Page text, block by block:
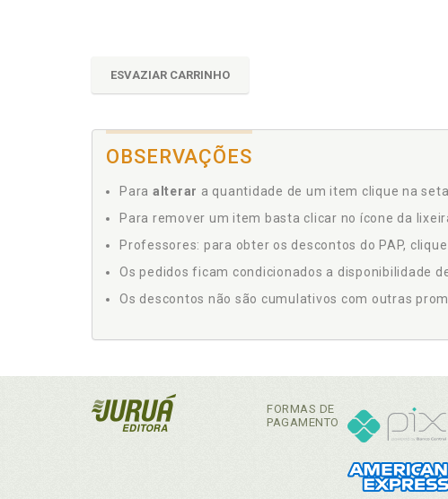
ESVAZIAR CARRINHO
OBSERVAÇÕES
Para alterar a quantidade de um item clique na
Para remover um item basta clicar no ícone da
Professores: para obter os descontos do PAP,
Os pedidos ficam condicionados a disponibilidade
Os descontos não são cumulativos com outras
FORMAS DE
PAGAMENTO